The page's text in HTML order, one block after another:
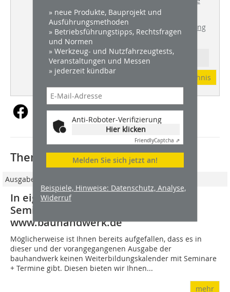
Holzfenster fürs Berliner Schloss
WDVS + DÄMMUNG Kerndämmung
für Schule in Regensburg
Ressort: FENSTER + TÜREN
Inhaltsverzeichnis
» neue Produkte, Bauprojekt und
Ausführungsmethoden
» Betriebsführungstipps, Rechtsfragen
und Normen
» Werkzeug- und Nutzfahrzeugtests,
Veranstaltungen und Messen
» jederzeit kündbar
Anti-Roboter-Verifizierung
Hier klicken
FriendlyCaptcha ⇗
Melden Sie sich jetzt an!
Beispiele, Hinweise: Datenschutz, Analyse,
Widerruf
Thematisch passende Artikel:
Ausgabe 03/2019
In eigener Sache: Weiterbildung mit
Seminare + Termine auf
www.bauhandwerk.de
Möglicherweise ist Ihnen bereits aufgefallen, dass es in
dieser und der vorangegangenen Ausgabe der
bauhandwerk keinen Weiterbildungskalender mit Seminare
+ Termine gibt. Diesen bieten wir Ihnen...
mehr